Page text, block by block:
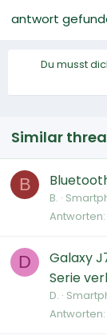
antwort
Du musst
Similar
B
B.
Antworten
D
Galaxy
Serie
D.
Antworten